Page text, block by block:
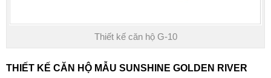
Thiết kế căn hộ G-10
THIẾT KẾ CĂN HỘ MẪU SUNSHINE GOLDEN RIVER